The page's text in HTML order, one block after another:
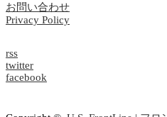
お問い合わせ
Privacy Policy
rss
twitter
facebook